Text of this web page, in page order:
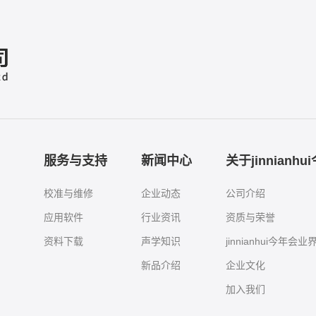
服务与支持
校准与维修
应用软件
资料下载
新闻中心
企业动态
行业资讯
声学知识
新品介绍
关于jinnianhui
公司介绍
资质与荣誉
jinnianhui今年会业
企业文化
加入我们